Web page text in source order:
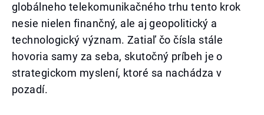
globálneho telekomunikačného trhu tento krok
nesie nielen finančný, ale aj geopolitický a
technologický význam. Zatiaľ čo čísla stále
hovoria samy za seba, skutočný príbeh je o
strategickom myslení, ktoré sa nachádza v
pozadí.